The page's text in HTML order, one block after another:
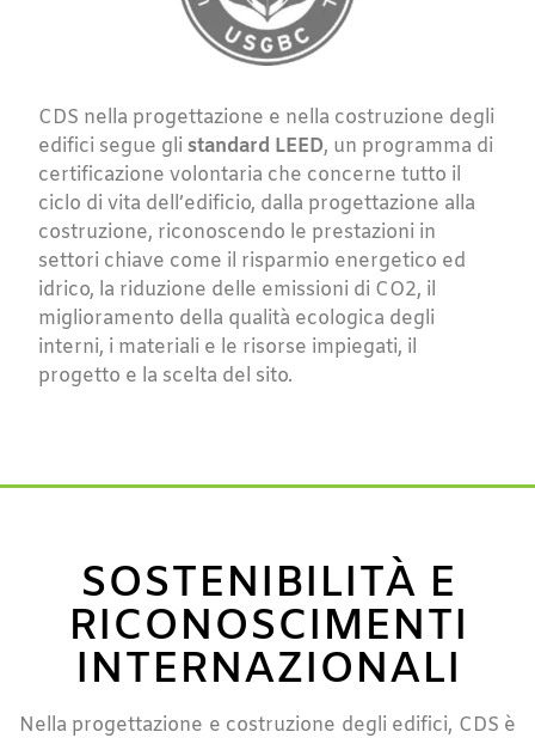
CDS nella progettazione e nella costruzione degli
edifici segue gli standard LEED, un programma di
certificazione volontaria che concerne tutto il
ciclo di vita dell’edificio, dalla progettazione alla
costruzione, riconoscendo le prestazioni in
settori chiave come il risparmio energetico ed
idrico, la riduzione delle emissioni di CO2, il
miglioramento della qualità ecologica degli
interni, i materiali e le risorse impiegati, il
progetto e la scelta del sito.
SOSTENIBILITÀ E
RICONOSCIMENTI
INTERNAZIONALI
Nella progettazione e costruzione degli edifici, CDS è